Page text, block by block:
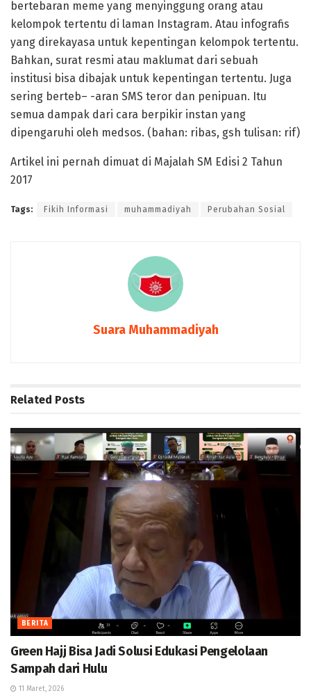
bertebaran meme yang menyinggung orang atau
kelompok tertentu di laman Instagram. Atau infografis
yang direkayasa untuk kepentingan kelompok tertentu.
Bahkan, surat resmi atau maklumat dari sebuah
institusi bisa dibajak untuk kepentingan tertentu. Juga
sering berteb– -aran SMS teror dan penipuan. Itu
semua dampak dari cara berpikir instan yang
dipengaruhi oleh medsos. (bahan: ribas, gsh tulisan: rif)
Artikel ini pernah dimuat di Majalah SM Edisi 2 Tahun
2017
Tags: Fikih Informasi muhammadiyah Perubahan Sosial
Suara Muhammadiyah
Related Posts
BERITA
Green Hajj Bisa Jadi Solusi Edukasi Pengelolaan
Sampah dari Hulu
11 Maret, 2026